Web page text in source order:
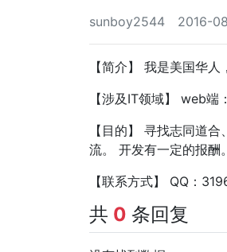
sunboy2544 2016-
【简介】 我是美国华
【涉及IT领域】 web
【目的】 寻找志同道
流。 开发有一定的报酬。
【联系方式】 QQ：
共 0 条回复